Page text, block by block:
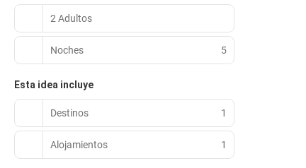
2 Adultos
Noches 5
Esta idea incluye
Destinos 1
Alojamientos 1